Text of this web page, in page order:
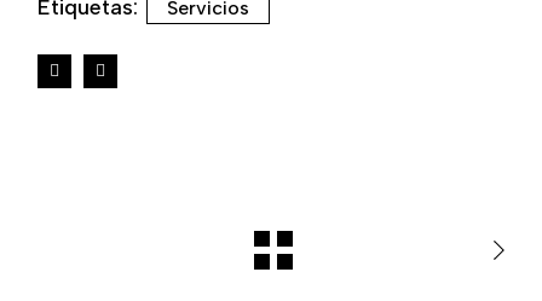
Etiquetas: Servicios